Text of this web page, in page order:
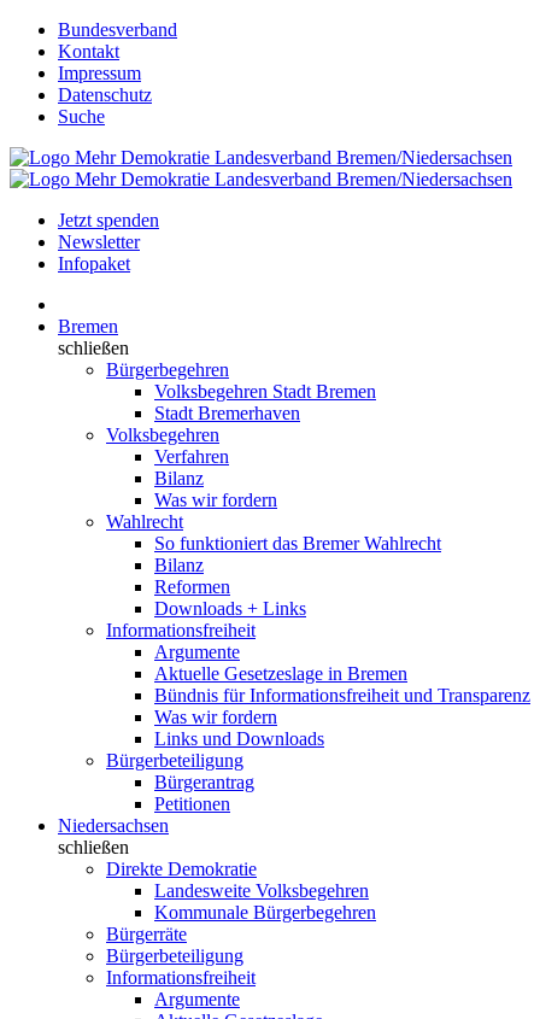
Bundesverband
Kontakt
Impressum
Datenschutz
Suche
Jetzt spenden
Newsletter
Infopaket
Bremen
schließen
Bürgerbegehren
Volksbegehren Stadt Bremen
Stadt Bremerhaven
Volksbegehren
Verfahren
Bilanz
Was wir fordern
Wahlrecht
So funktioniert das Bremer Wahlrecht
Bilanz
Reformen
Downloads + Links
Informationsfreiheit
Argumente
Aktuelle Gesetzeslage in Bremen
Bündnis für Informationsfreiheit und Transparenz
Was wir fordern
Links und Downloads
Bürgerbeteiligung
Bürgerantrag
Petitionen
Niedersachsen
schließen
Direkte Demokratie
Landesweite Volksbegehren
Kommunale Bürgerbegehren
Bürgerräte
Bürgerbeteiligung
Informationsfreiheit
Argumente